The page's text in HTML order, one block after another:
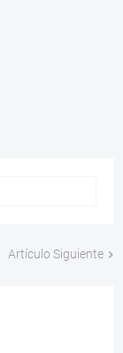
Artículo Siguiente